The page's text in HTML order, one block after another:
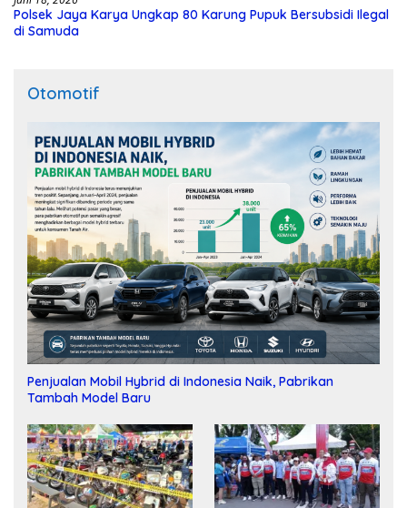
Polsek Jaya Karya Ungkap 80 Karung Pupuk Bersubsidi Ilegal
di Samuda
Otomotif
Penjualan Mobil Hybrid di Indonesia Naik, Pabrikan
Tambah Model Baru